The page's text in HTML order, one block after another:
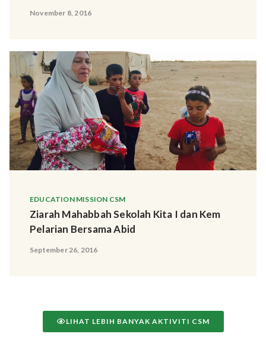
November 8, 2016
EDUCATION MISSION CSM
Ziarah Mahabbah Sekolah Kita I dan Kem
Pelarian Bersama Abid
September 26, 2016
LIHAT LEBIH BANYAK AKTIVITI CSM